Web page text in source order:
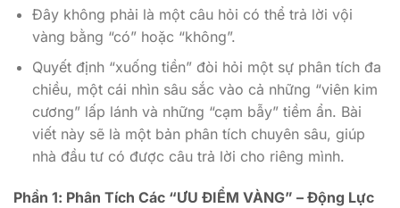
Đây không phải là một câu hỏi có thể trả lời vội
vàng bằng “có” hoặc “không”.
Quyết định “xuống tiền” đòi hỏi một sự phân tích đa
chiều, một cái nhìn sâu sắc vào cả những “viên kim
cương” lấp lánh và những “cạm bẫy” tiềm ẩn. Bài
viết này sẽ là một bản phân tích chuyên sâu, giúp
nhà đầu tư có được câu trả lời cho riêng mình.
Phần 1: Phân Tích Các “ƯU ĐIỂM VÀNG” – Động Lực